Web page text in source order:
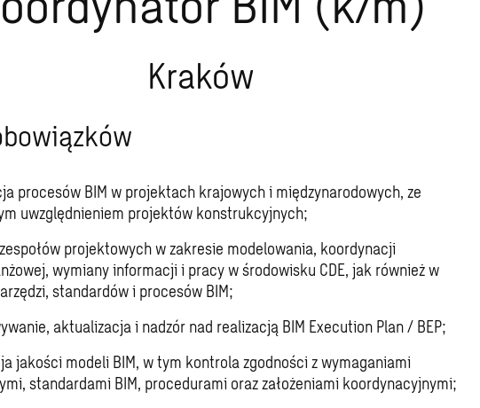
Kraków
procesów BIM w projektach krajowych i międzynarodowych, ze
uwzględnieniem projektów konstrukcyjnych;
projektowych w zakresie modelowania, koordynacji
wymiany informacji i pracy w środowisku CDE, jak również w
standardów i procesów BIM;
aktualizacja i nadzór nad realizacją BIM Execution Plan / BEP;
jakości modeli BIM, w tym kontrola zgodności z wymaganiami
standardami BIM, procedurami oraz założeniami koordynacyjnymi;